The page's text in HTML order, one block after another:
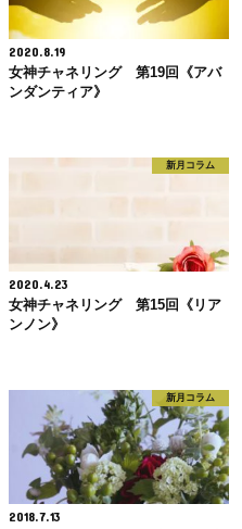
2020.8.19
女神チャネリング 第19回《アバ
ンダンティア》
新月コラム
2020.4.23
女神チャネリング 第15回《リア
ンノン》
新月コラム
2018.7.13